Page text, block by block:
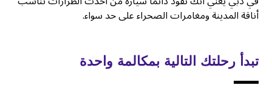
أناقة المدينة ومغامرات الصحراء على حد سواء.
تبدأ رحلتك التالية بمكالمة واحدة